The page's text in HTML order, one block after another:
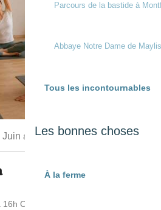
Parcours de la bastide à
Abbaye Notre Dame de Maylis
Tous les incontournables
Les bonnes choses
À la ferme
Juin au 16Août
Offrez-vous une parenthèse